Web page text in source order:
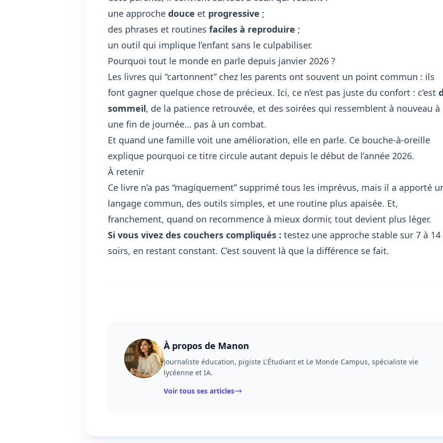
une approchedouce et progressive ;
des phrases et routinesfaciles à reproduire ;
un outil qui implique l’enfant sans le culpabiliser.
Pourquoi tout le monde en parle depuis janvier 2026 ?
Les livres qui “cartonnent” chez les parents ont souvent un point commun : ils
font gagner quelque chose de précieux. Ici, ce n’est pas juste du confort : c’est
sommeil, de la patience retrouvée, et des soirées qui ressemblent à nouveau à
une fin de journée… pas à un combat.
Et quand une famille voit une amélioration, elle en parle. Ce bouche-à-oreille
explique pourquoi ce titre circule autant depuis le début de l’année 2026.
À retenir
Ce livre n’a pas “magiquement” supprimé tous les imprévus, mais il a apporté
langage commun, des outils simples, et une routine plus apaisée. Et,
franchement, quand on recommence à mieux dormir, tout devient plus léger.
Si vous vivez des couchers compliqués : testez une approche stable sur 7 à 14
soirs, en restant constant. C’est souvent là que la différence se fait.
À propos de Manon
Journaliste éducation, pigiste L'Étudiant et Le Monde Campus, spécialiste vie
lycéenne et IA.
Voir tous ses articles